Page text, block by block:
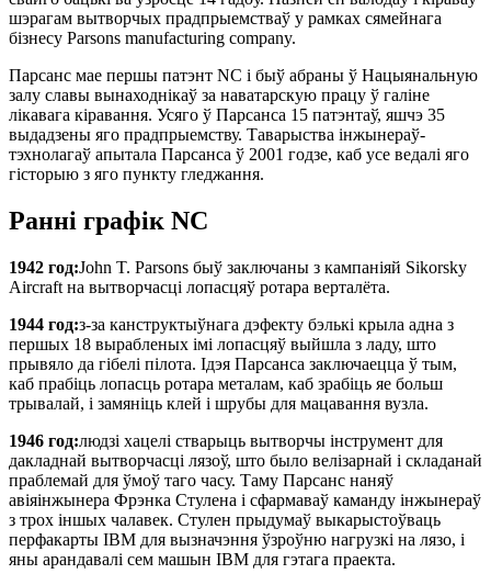
шэрагам вытворчых прадпрыемстваў у рамках сямейнага
бізнесу Parsons manufacturing company.
Парсанс мае першы патэнт NC і быў абраны ў Нацыянальную
залу славы вынаходнікаў за наватарскую працу ў галіне
лікавага кіравання. Усяго ў Парсанса 15 патэнтаў, яшчэ 35
выдадзены яго прадпрыемству. Таварыства інжынераў-
тэхнолагаў апытала Парсанса ў 2001 годзе, каб усе ведалі яго
гісторыю з яго пункту гледжання.
Ранні графік NC
1942 год:John T. Parsons быў заключаны з кампаніяй Sikorsky
Aircraft на вытворчасці лопасцяў ротара верталёта.
1944 год:з-за канструктыўнага дэфекту бэлькі крыла адна з
першых 18 вырабленых імі лопасцяў выйшла з ладу, што
прывяло да гібелі пілота. Ідэя Парсанса заключаецца ў тым,
каб прабіць лопасць ротара металам, каб зрабіць яе больш
трывалай, і замяніць клей і шрубы для мацавання вузла.
1946 год:людзі хацелі стварыць вытворчы інструмент для
дакладнай вытворчасці лязоў, што было велізарнай і складанай
праблемай для ўмоў таго часу. Таму Парсанс наняў
авіяінжынера Фрэнка Стулена і сфармаваў каманду інжынераў
з трох іншых чалавек. Стулен прыдумаў выкарыстоўваць
перфакарты IBM для вызначэння ўзроўню нагрузкі на лязо, і
яны арандавалі сем машын IBM для гэтага праекта.